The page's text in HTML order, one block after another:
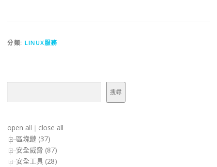
分類: LINUX服務
搜尋
open all | close all
區塊鏈 (37)
安全威脅 (87)
安全工具 (28)